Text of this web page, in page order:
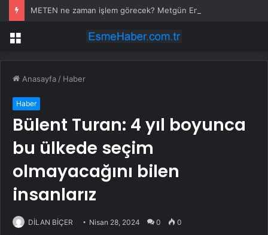
Menü
Anasayfa / Haber
Haber
Bülent Turan: 4 yıl boyunca
bu ülkede seçim
olmayacağını bilen
insanlarız
DİLAN BİÇER Nisan 28, 2024 0 0